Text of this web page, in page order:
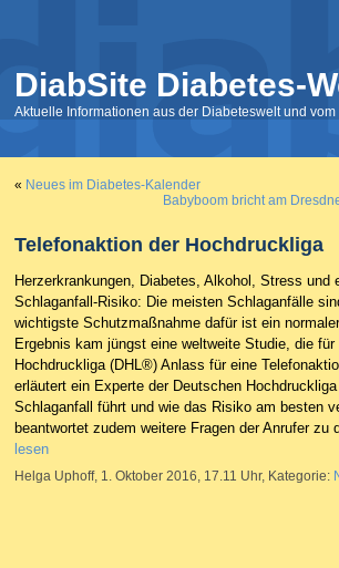
DiabSite Diabetes-
Aktuelle Informationen aus der Diabeteswelt und
« Neues im Diabetes-Kalender
Babyboom bricht am
Telefonaktion der Hochdruckliga
Herzerkrankungen, Diabetes, Alkohol, Stress und
Schlaganfall-Risiko: Die meisten Schlaganfälle
wichtigste Schutzmaßnahme dafür ist ein
Ergebnis kam jüngst eine weltweite Studie, die
Hochdruckliga (DHL®) Anlass für eine
erläutert ein Experte der Deutschen
Schlaganfall führt und wie das Risiko am besten
beantwortet zudem weitere Fragen der Anrufer zu
lesen
Helga Uphoff, 1. Oktober 2016, 17.11 Uhr, Kategorie: